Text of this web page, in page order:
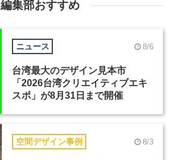
編集部おすすめ
ニュース 8/6
台湾最大のデザイン見本市
「2026台湾クリエイティブエキ
スポ」が8月31日まで開催
空間デザイン事例 8/3